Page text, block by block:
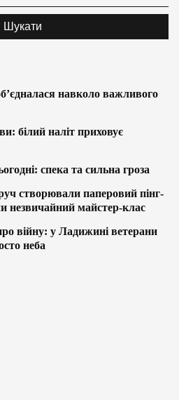
навколо важливого
білий наліт приховує
спека та сильна гроза
створювали паперовий пінг-
незвичайний майстер-клас
війну: у Ладижині ветерани
неба